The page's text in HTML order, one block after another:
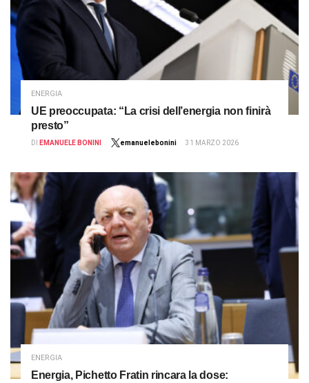
ENERGIA
UE preoccupata: “La crisi dell’energia non finirà
presto”
DI EMANUELE BONINI emanuelebonini 31 MARZO 2026
ENERGIA
Energia, Pichetto Fratin rincara la dose: